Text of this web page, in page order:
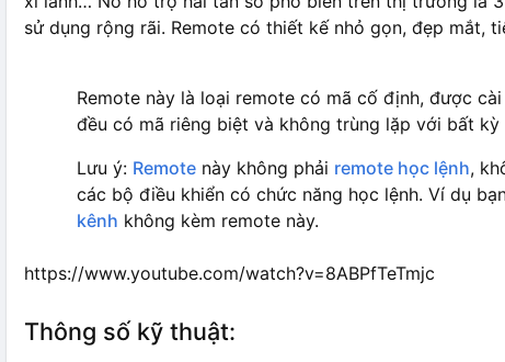
sử dụng rộng rãi. Remote có thiết kế nhỏ gọn, đẹp mắt,
Remote này là loại remote có mã cố định, được
đều có mã riêng biệt và không trùng lặp với bất kỳ
Lưu ý: Remote này không phải remote học lệnh,
các bộ điều khiển có chức năng học lệnh. Ví dụ
kênh không kèm remote này.
https://www.youtube.com/watch?v=8ABPfTeTmjc
Thông số kỹ thuật: